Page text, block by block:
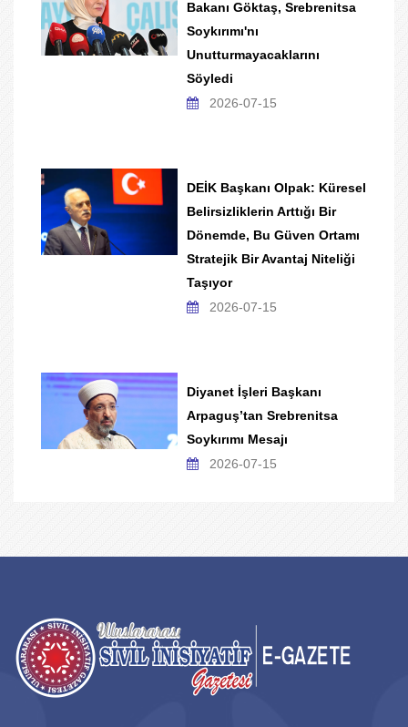
Bakanı Göktaş, Srebrenitsa
Soykırımı'nı
Unutturmayacaklarını
Söyledi
2026-07-15
DEİK Başkanı Olpak: Küresel
Belirsizliklerin Arttığı Bir
Dönemde, Bu Güven Ortamı
Stratejik Bir Avantaj Niteliği
Taşıyor
2026-07-15
Diyanet İşleri Başkanı
Arpaguş’tan Srebrenitsa
Soykırımı Mesajı
2026-07-15